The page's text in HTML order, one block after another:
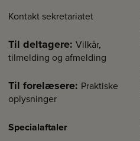
Kontakt sekretariatet
Til deltagere: Vilkår,
tilmelding og afmelding
Til forelæsere: Praktiske
oplysninger
Specialaftaler